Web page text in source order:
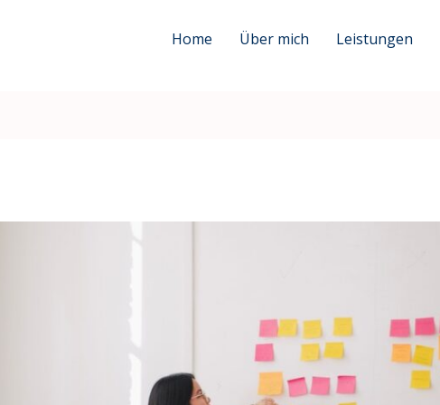
Home Über mich Leistungen